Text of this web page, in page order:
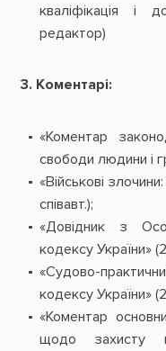
кваліфікація і
редактор)
3. Коментарі:
«Коментар
свободи людини і
«Військові
співавт.);
«Довідник з
кодексу України»
«Судово-
кодексу України»
«Коментар
щодо захисту